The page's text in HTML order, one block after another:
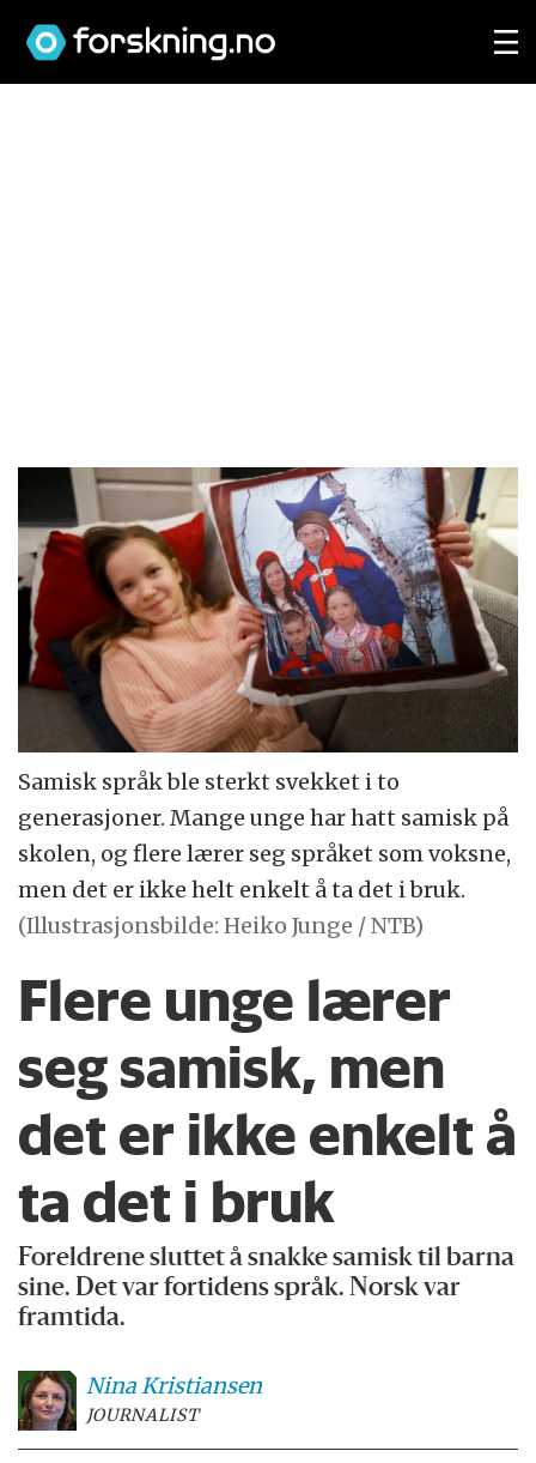
Samisk språk ble sterkt svekket i to
generasjoner. Mange unge har hatt samisk på
skolen, og flere lærer seg språket som voksne,
men det er ikke helt enkelt å ta det i bruk.
(Illustrasjonsbilde: Heiko Junge / NTB)
Flere unge lærer
seg samisk, men
det er ikke enkelt å
ta det i bruk
Foreldrene sluttet å snakke samisk til barna
sine. Det var fortidens språk. Norsk var
framtida.
NinaKristiansen
JOURNALIST